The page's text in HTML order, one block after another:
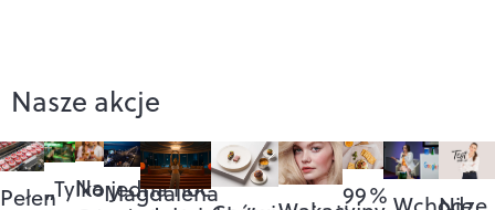
Nasze akcje
Pełen„Tylko jedna noc”
NaMagdalena
99%